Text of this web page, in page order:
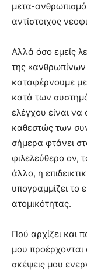
μετα-
αντίστοιχος
Αλλά όσο εμείς
της
καταφέρνουμε
κατά των
ελέγχου είναι
καθεστώς των
σήμερα φτάνει
φιλελεύθερο ον,
άλλο, η
υπογραμμίζει το
ατομικότητας.
Πού αρχίζει και
μου προέρχονται
σκέψεις μου